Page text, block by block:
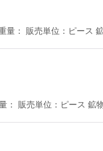
： 販売単位：ピース
販売単位：ピース 鉱